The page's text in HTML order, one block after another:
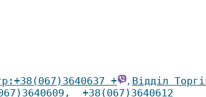
:+38(067) 3640637 + , Відділ
, +38(067)3640612